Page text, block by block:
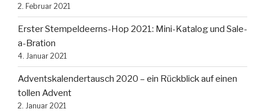
2. Februar 2021
Erster Stempeldeerns-Hop 2021: Mini-Katalog und Sale-
a-Bration
4. Januar 2021
Adventskalendertausch 2020 – ein Rückblick auf einen
tollen Advent
2. Januar 2021